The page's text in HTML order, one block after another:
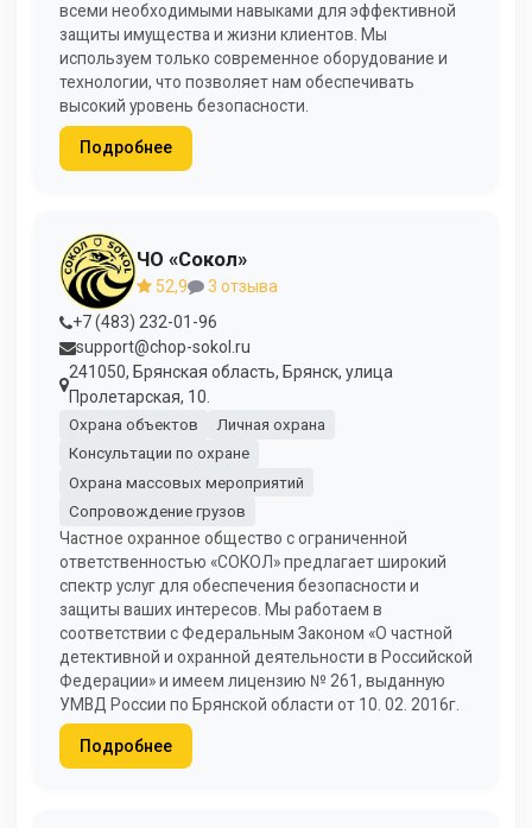
всеми необходимыми навыками для эффективной
защиты имущества и жизни клиентов. Мы
используем только современное оборудование и
технологии, что позволяет нам обеспечивать
высокий уровень безопасности.
Подробнее
ЧО «Сокол»
52,9
3 отзыва
+7 (483) 232-01-96
support@chop-sokol.ru
241050, Брянская область, Брянск, улица
Пролетарская, 10.
Охрана объектов
Личная охрана
Консультации по охране
Охрана массовых мероприятий
Сопровождение грузов
Частное охранное общество с ограниченной
ответственностью «СОКОЛ» предлагает широкий
спектр услуг для обеспечения безопасности и
защиты ваших интересов. Мы работаем в
соответствии с Федеральным Законом «О частной
детективной и охранной деятельности в Российской
Федерации» и имеем лицензию № 261, выданную
УМВД России по Брянской области от 10. 02. 2016г.
Подробнее